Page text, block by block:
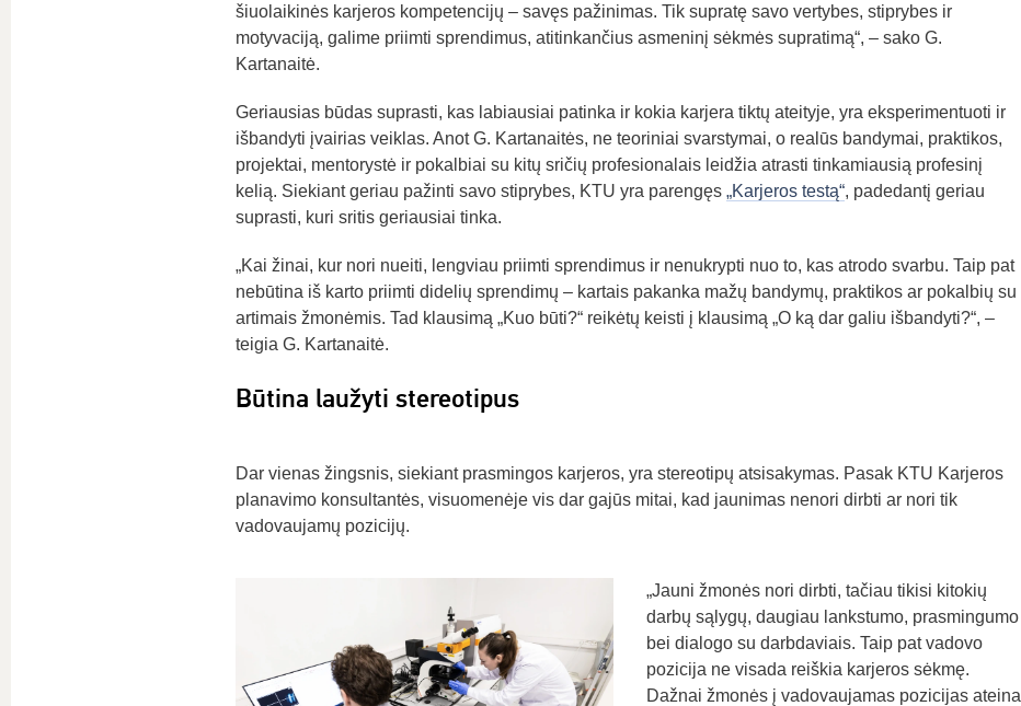
šiuolaikinės karjeros kompetencijų – savęs pažinimas. Tik supratę savo vertybes, stiprybes ir
motyvaciją, galime priimti sprendimus, atitinkančius asmeninį sėkmės supratimą“, – sako G.
Kartanaitė.
Geriausias būdas suprasti, kas labiausiai patinka ir kokia karjera tiktų ateityje, yra eksperimentuoti ir
išbandyti įvairias veiklas. Anot G. Kartanaitės, ne teoriniai svarstymai, o realūs bandymai, praktikos,
projektai, mentorystė ir pokalbiai su kitų sričių profesionalais leidžia atrasti tinkamiausią profesinį
kelią. Siekiant geriau pažinti savo stiprybes, KTU yra parengęs „Karjeros testą“, padedantį geriau
suprasti, kuri sritis geriausiai tinka.
„Kai žinai, kur nori nueiti, lengviau priimti sprendimus ir nenukrypti nuo to, kas atrodo svarbu. Taip pat
nebūtina iš karto priimti didelių sprendimų – kartais pakanka mažų bandymų, praktikos ar pokalbių su
artimais žmonėmis. Tad klausimą „Kuo būti?“ reikėtų keisti į klausimą „O ką dar galiu išbandyti?“, –
teigia G. Kartanaitė.
Būtina laužyti stereotipus
Dar vienas žingsnis, siekiant prasmingos karjeros, yra stereotipų atsisakymas. Pasak KTU Karjeros
planavimo konsultantės, visuomenėje vis dar gajūs mitai, kad jaunimas nenori dirbti ar nori tik
vadovaujamų pozicijų.
„Jauni žmonės nori dirbti, tačiau tikisi kitokių
darbų sąlygų, daugiau lankstumo, prasmingumo
bei dialogo su darbdaviais. Taip pat vadovo
pozicija ne visada reiškia karjeros sėkmę.
Dažnai žmonės į vadovaujamas pozicijas ateina